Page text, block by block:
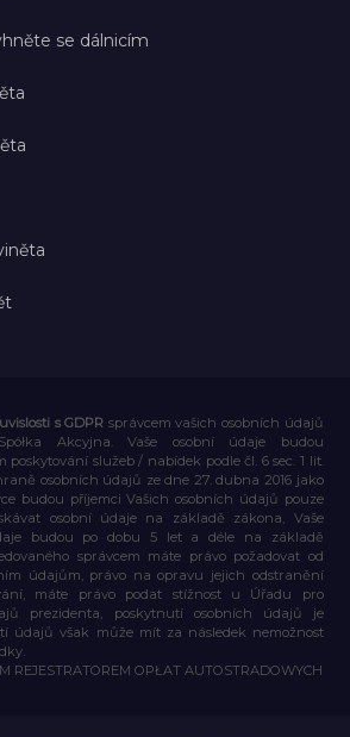
se dálnicím
s GDPR správcem vašich osobních údajů
Akcyjna. Vaše osobní údaje budou
poskytování služeb / nabídek podle čl. 6 sec. 1 lit.
osobních údajů ze dne 27. dubna 2016 jako
budou příjemci Vašich osobních údajů pouze
osobní údaje na základě zákona, Vaše
budou po dobu 5 let a déle na základě
správcem máte právo požadovat od
údajům, právo na opravu jejich odstranění
máte právo podat stížnost u Úřadu pro
prezidenta, poskytnutí osobních údajů je
údajů však může mít za následek nemožnost
REJESTRATOREM OPŁAT AUTOSTRADOWYCH